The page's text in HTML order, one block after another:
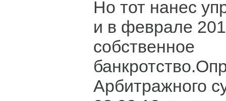
Но тот нанес
и в феврале
собственное
Арбитражного